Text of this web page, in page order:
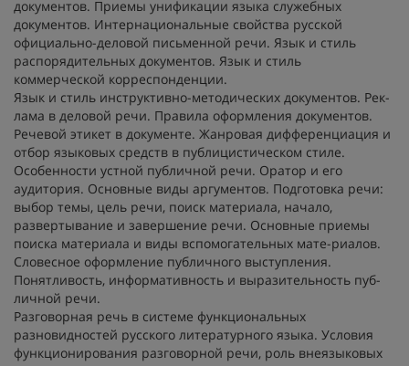
документов. Приемы унификации языка служебных
документов. Интернациональные свойства русской
официально-деловой письменной речи. Язык и стиль
распорядительных документов. Язык и стиль
коммерческой корреспонденции.
Язык и стиль инструктивно-методических документов. Рек-
лама в деловой речи. Правила оформления документов.
Речевой этикет в документе. Жанровая дифференциация и
отбор языковых средств в публицистическом стиле.
Особенности устной публичной речи. Оратор и его
аудитория. Основные виды аргументов. Подготовка речи:
выбор темы, цель речи, поиск материала, начало,
развертывание и завершение речи. Основные приемы
поиска материала и виды вспомогательных мате-риалов.
Словесное оформление публичного выступления.
Понятливость, информативность и выразительность пуб-
личной речи.
Разговорная речь в системе функциональных
разновидностей русского литературного языка. Условия
функционирования разговорной речи, роль внеязыковых